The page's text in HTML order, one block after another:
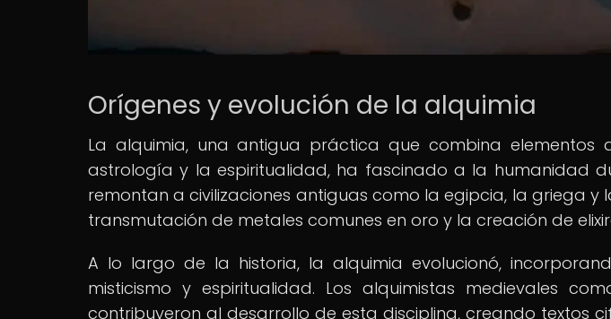
Orígenes y evolución de la alquimia
La alquimia, una antigua práctica que combina elementos
astrología y la espiritualidad, ha fascinado a la humanidad
remontan a civilizaciones antiguas como la egipcia, la griega y
transmutación de metales comunes en oro y la creación de
A lo largo de la historia, la alquimia evolucionó,
misticismo y espiritualidad. Los alquimistas medievales
contribuyeron al desarrollo de esta disciplina, creando textos